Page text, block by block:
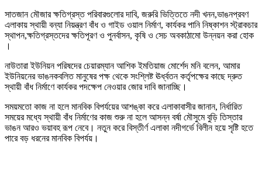
সাতজান মৌজার ক্ষতিগ্রস্ত পরিবারগুলোর দাবি, জরুরি ভিত্তিতে নদী খনন,ভাঙনপ্রবণ
এলাকায় স্থায়ী বন্যা নিয়ন্ত্রণ বাঁধ ও গাইড ওয়াল নির্মাণ, কার্যকর পানি নিষ্কাশন স্ট্রাকচার
স্থাপন,ক্ষতিগ্রস্তদের ক্ষতিপূরণ ও পুনর্বাসন, কৃষি ও সেচ অবকাঠামো উন্নয়ন করা হোক
।
নাউতারা ইউনিয়ন পরিষদের চেয়ারম্যান আশিক ইমতিয়াজ মোর্শেদ মনি বলেন, আমার
ইউনিয়নের ভাঙনকবলিত মানুষের পক্ষ থেকে সংশ্লিষ্ট ঊর্ধ্বতন কর্তৃপক্ষের কাছে দ্রুত
স্থায়ী বাঁধ নির্মাণে কার্যকর পদক্ষেপ নেওয়ার জোর দাবি জানাচ্ছি।
সময়মতো কাজ না হলে মানবিক বিপর্যয়ের আশঙ্কা করে এলাকাবাসীর জানান, নির্ধারিত
সময়ের মধ্যে স্থায়ী বাঁধ নির্মাণের কাজ শুরু না হলে আসন্ন বর্ষা মৌসুমে বুড়ি তিস্তার
ভাঙন আরও ভয়াবহ রূপ নেবে। নতুন করে বিস্তীর্ণ এলাকা নদীগর্ভে বিলীন হয়ে সৃষ্টি হতে
পারে বড় ধরনের মানবিক বিপর্যয়।